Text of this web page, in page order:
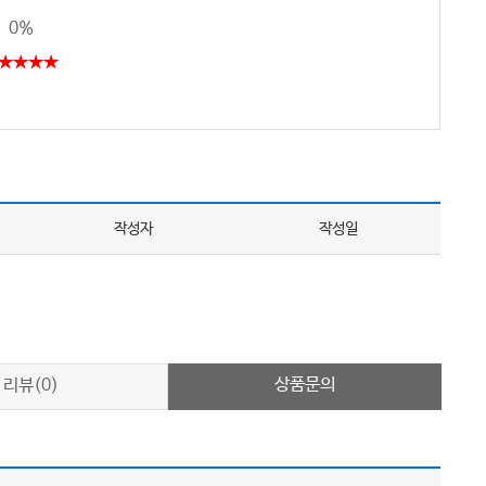
0%
작성자 작성일
리뷰(0) 상품문의